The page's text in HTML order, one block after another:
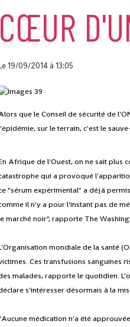
CŒUR
19/09/2014à 13:05
que le Conseil de sécurité de
sur le terrain, c'est le
Afrique de l'Ouest, on ne sait plus
qui a provoqué
"sérum expérimental" a déjà
il n'y a pour l'instant pas de
marché noir", rapporte The
mondiale de la santé
Ces transfusions sanguines
malades, rapporte le quotidien.
s'intéresser désormais à la
médication n'a été